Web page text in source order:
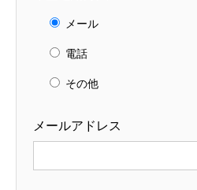
メール
電話
その他
メールアドレス